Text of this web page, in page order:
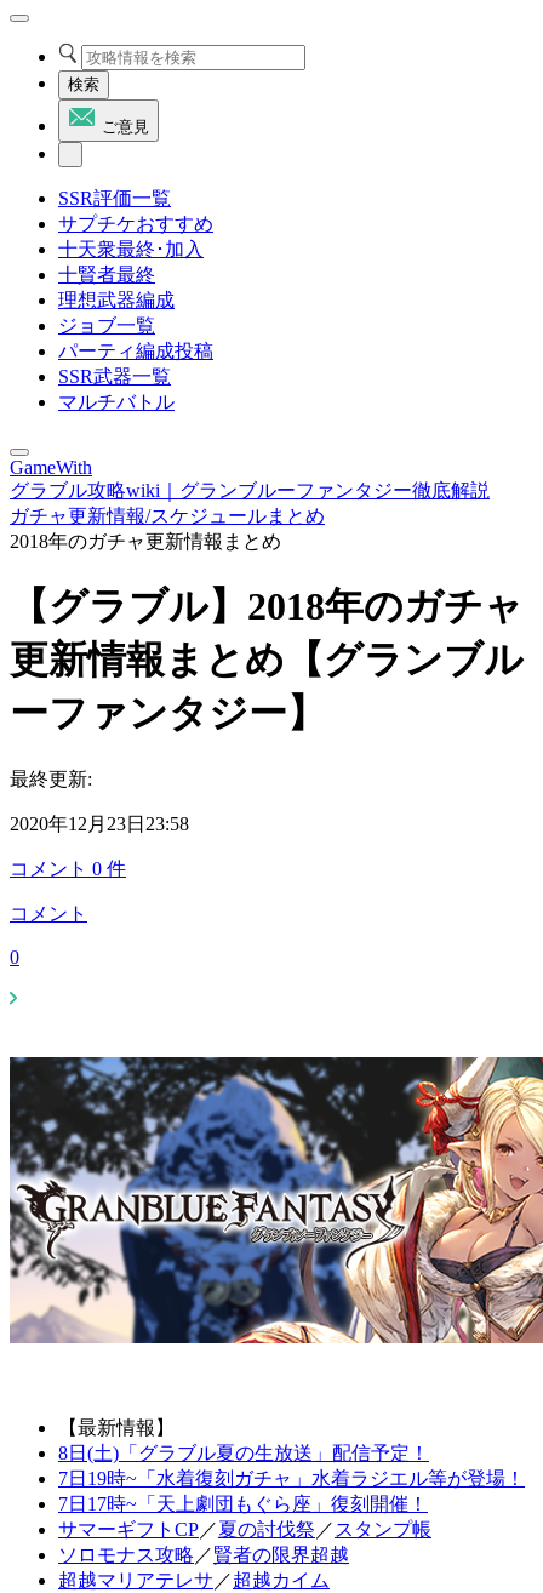
検索
ご意見
SSR評価一覧
サプチケおすすめ
十天衆最終･加入
十賢者最終
理想武器編成
ジョブ一覧
パーティ編成投稿
SSR武器一覧
マルチバトル
GameWith
グラブル攻略wiki｜グランブルーファンタジー徹底解説
ガチャ更新情報/スケジュールまとめ
2018年のガチャ更新情報まとめ
【グラブル】2018年のガチャ
更新情報まとめ【グランブル
ーファンタジー】
最終更新:
2020年12月23日23:58
コメント 0 件
コメント
0
【最新情報】
8日(土)「グラブル夏の生放送」配信予定！
7日19時~「水着復刻ガチャ」水着ラジエル等が登場！
7日17時~「天上劇団もぐら座」復刻開催！
サマーギフトCP／夏の討伐祭 ／ スタンプ帳
ソロモナス攻略 ／賢者の限界超越
超越マリアテレサ ／超越カイム